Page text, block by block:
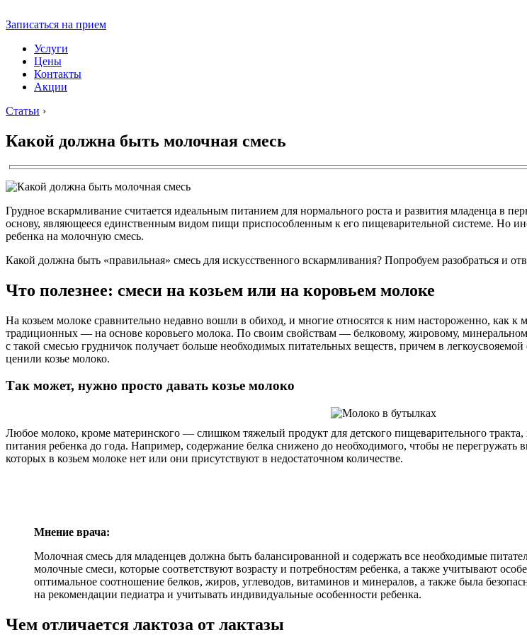
Записаться на прием
Услуги
Цены
Контакты
Акции
Статьи ›
Какой должна быть молочная смесь
Грудное вскармливание считается идеальным питанием для нормального роста и развития младенца
основу, являющееся единственным видом пищи приспособленным к его пищеварительной системе. Но
ребенка на молочную смесь.
Какой должна быть «правильная» смесь для искусственного вскармливания? Попробуем разобраться и
Что полезнее: смеси на козьем или на коровьем молоке
На козьем молоке сравнительно недавно вошли в обиход, и многие относятся к ним настороженно, как
традиционных — на основе коровьего молока. По своим свойствам — белковому, жировому,
с такой смесью грудничок получает больше необходимых питательных веществ, причем в
ценили козье молоко.
Так может, нужно просто давать козье молоко
Любое молоко, кроме материнского — слишком тяжелый продукт для детского пищеварительного
питания ребенка до года. Например, содержание белка снижено до необходимого, чтобы не
которых в козьем молоке нет или они присутствуют в недостаточном количестве.
Мнение врача:
Молочная смесь для младенцев должна быть балансированной и содержать все необходимые
молочные смеси, которые соответствуют возрасту и потребностям ребенка, а также учитывают
оптимальное соотношение белков, жиров, углеводов, витаминов и минералов, а также была
на рекомендации педиатра и учитывать индивидуальные особенности ребенка.
Чем отличается лактоза от лактазы